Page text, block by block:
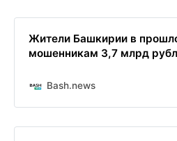
Жители Башкирии в
мошенникам 3,7 млрд
Bash.news